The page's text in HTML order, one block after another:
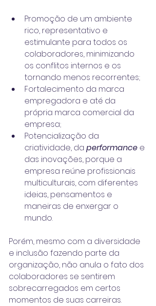
Promoção de um ambiente
rico, representativo e
estimulante para todos os
colaboradores, minimizando
os conflitos internos e os
tornando menos recorrentes;
Fortalecimento da marca
empregadora e até da
própria marca comercial da
empresa;
Potencialização da
criatividade, da performance e
das inovações, porque a
empresa reúne profissionais
multiculturais, com diferentes
ideias, pensamentos e
maneiras de enxergar o
mundo.
Porém, mesmo com a diversidade
e inclusão fazendo parte da
organização, não anula o fato dos
colaboradores se sentirem
sobrecarregados em certos
momentos de suas carreiras.